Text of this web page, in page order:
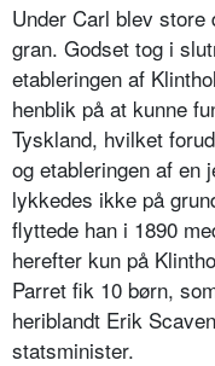
Under Carl blev
gran. Godset tog i
etableringen af
henblik på at kunne
Tyskland, hvilket
og etableringen af en
lykkedes ikke på
flyttede han i 1890
herefter kun på
Parret fik 10 børn,
heriblandt Erik
statsminister.